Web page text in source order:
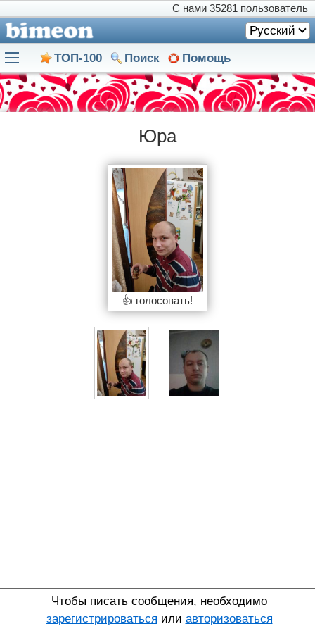
С нами 35281 пользователь
Русский
ТОП-100 Поиск Помощь
Юра
👍 голосовать!
Чтобы писать сообщения, необходимо
зарегистрироваться или авторизоваться